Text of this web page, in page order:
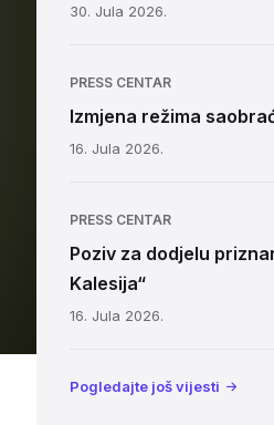
30. Jula 2026.
PRESS CENTAR
Izmjena režima
16. Jula 2026.
PRESS CENTAR
Poziv za dodjelu
Kalesija“
16. Jula 2026.
Pogledajte još vijesti